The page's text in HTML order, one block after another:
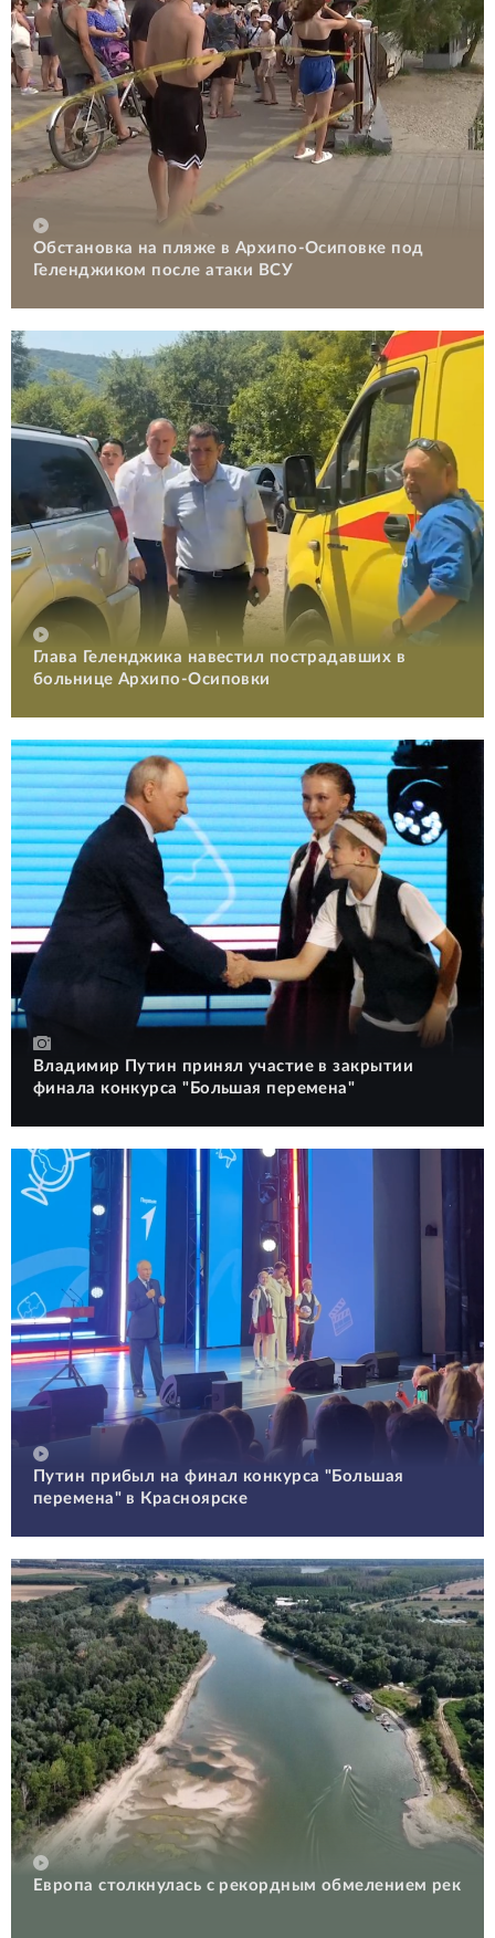
Обстановка на пляже в Архипо-Осиповке под
Геленджиком после атаки ВСУ
Глава Геленджика навестил пострадавших в
больнице Архипо-Осиповки
Владимир Путин принял участие в закрытии
финала конкурса "Большая перемена"
Путин прибыл на финал конкурса "Большая
перемена" в Красноярске
Европа столкнулась с рекордным обмелением рек